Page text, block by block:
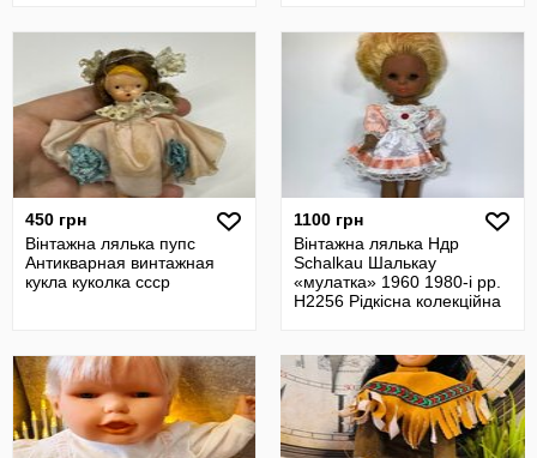
450 грн
Вінтажна лялька пупс
Антикварная винтажная
кукла куколка ссср
1100 грн
Вінтажна лялька Ндр
Schalkau Шалькау
«мулатка» 1960 1980-і рр.
Н2256 Рідкісна колекційна